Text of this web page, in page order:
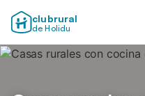
clubrural
de Holidu